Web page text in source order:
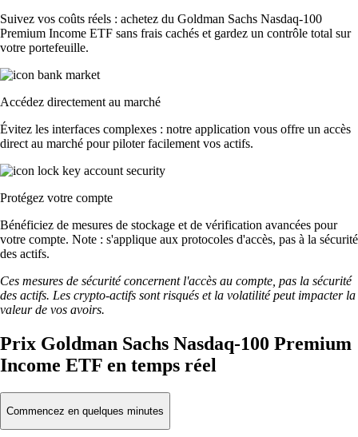
Suivez vos coûts réels : achetez du Goldman Sachs Nasdaq-100
Premium Income ETF sans frais cachés et gardez un contrôle total sur
votre portefeuille.
Accédez directement au marché
Évitez les interfaces complexes : notre application vous offre un accès
direct au marché pour piloter facilement vos actifs.
Protégez votre compte
Bénéficiez de mesures de stockage et de vérification avancées pour
votre compte. Note : s'applique aux protocoles d'accès, pas à la sécurité
des actifs.
Ces mesures de sécurité concernent l'accès au compte, pas la sécurité
des actifs. Les crypto-actifs sont risqués et la volatilité peut impacter la
valeur de vos avoirs.
Prix Goldman Sachs Nasdaq-100 Premium
Income ETF en temps réel
Commencez en quelques minutes